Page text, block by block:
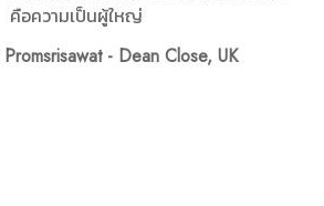
คือความเป็นผู้ใหญ่
- Dean Close, UK